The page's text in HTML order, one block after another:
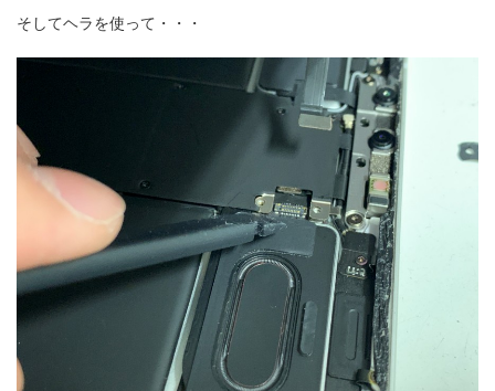
そしてヘラを使って・・・